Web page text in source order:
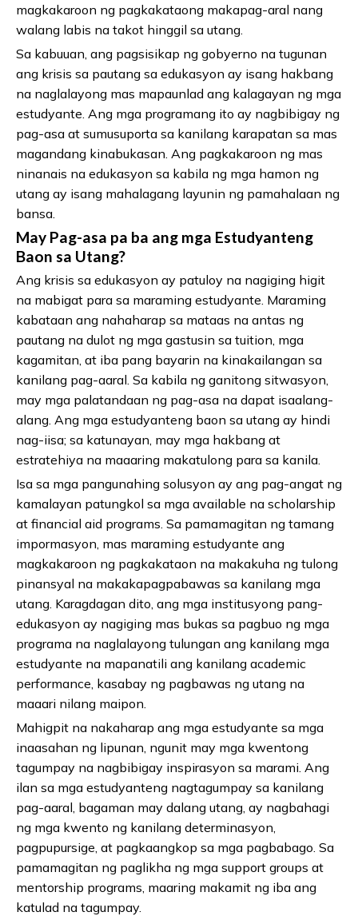
magkakaroon ng pagkakataong makapag-aral nang
walang labis na takot hinggil sa utang.
Sa kabuuan, ang pagsisikap ng gobyerno na tugunan
ang krisis sa pautang sa edukasyon ay isang hakbang
na naglalayong mas mapaunlad ang kalagayan ng mga
estudyante. Ang mga programang ito ay nagbibigay ng
pag-asa at sumusuporta sa kanilang karapatan sa mas
magandang kinabukasan. Ang pagkakaroon ng mas
ninanais na edukasyon sa kabila ng mga hamon ng
utang ay isang mahalagang layunin ng pamahalaan ng
bansa.
May Pag-asa pa ba ang mga Estudyanteng
Baon sa Utang?
Ang krisis sa edukasyon ay patuloy na nagiging higit
na mabigat para sa maraming estudyante. Maraming
kabataan ang nahaharap sa mataas na antas ng
pautang na dulot ng mga gastusin sa tuition, mga
kagamitan, at iba pang bayarin na kinakailangan sa
kanilang pag-aaral. Sa kabila ng ganitong sitwasyon,
may mga palatandaan ng pag-asa na dapat isaalang-
alang. Ang mga estudyanteng baon sa utang ay hindi
nag-iisa; sa katunayan, may mga hakbang at
estratehiya na maaaring makatulong para sa kanila.
Isa sa mga pangunahing solusyon ay ang pag-angat ng
kamalayan patungkol sa mga available na scholarship
at financial aid programs. Sa pamamagitan ng tamang
impormasyon, mas maraming estudyante ang
magkakaroon ng pagkakataon na makakuha ng tulong
pinansyal na makakapagpabawas sa kanilang mga
utang. Karagdagan dito, ang mga institusyong pang-
edukasyon ay nagiging mas bukas sa pagbuo ng mga
programa na naglalayong tulungan ang kanilang mga
estudyante na mapanatili ang kanilang academic
performance, kasabay ng pagbawas ng utang na
maaari nilang maipon.
Mahigpit na nakaharap ang mga estudyante sa mga
inaasahan ng lipunan, ngunit may mga kwentong
tagumpay na nagbibigay inspirasyon sa marami. Ang
ilan sa mga estudyanteng nagtagumpay sa kanilang
pag-aaral, bagaman may dalang utang, ay nagbahagi
ng mga kwento ng kanilang determinasyon,
pagpupursige, at pagkaangkop sa mga pagbabago. Sa
pamamagitan ng paglikha ng mga support groups at
mentorship programs, maaring makamit ng iba ang
katulad na tagumpay.